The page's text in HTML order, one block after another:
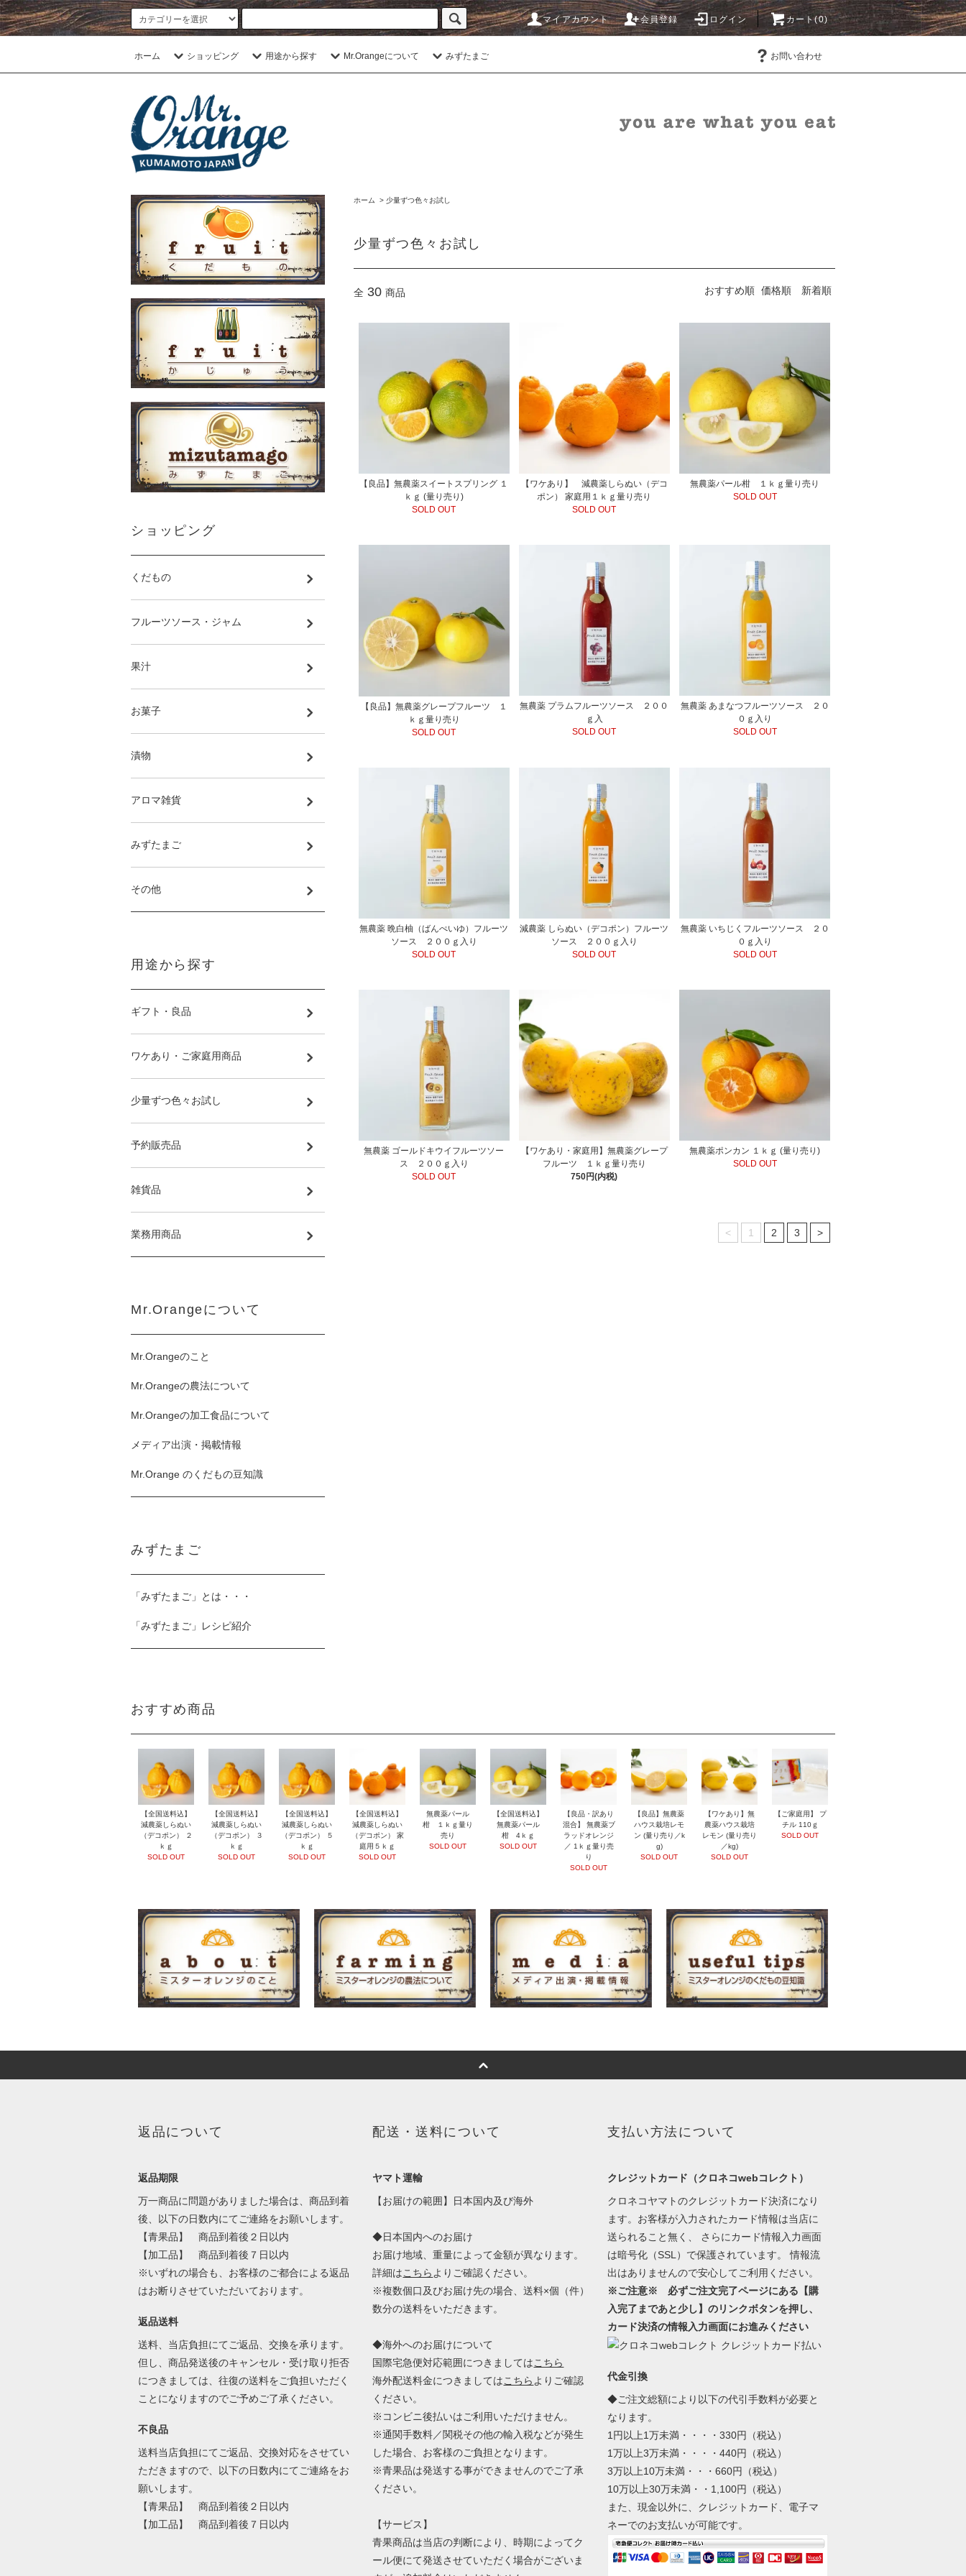
マイアカウント 会員登録 ログイン カート(0)
ホーム ショッピング 用途から探す Mr.Orangeについて みずたまご お問い合わせ
ホーム > 少量ずつ色々お試し
少量ずつ色々お試し
全 30 商品 おすすめ順 価格順 新着順
【良品】無農薬スイートスプリング １
ｋｇ (量り売り)
SOLD OUT
【ワケあり】 減農薬しらぬい（デコ
ポン） 家庭用１ｋｇ量り売り
SOLD OUT
無農薬パール柑 １ｋｇ量り売り
SOLD OUT
【良品】無農薬グレープフルーツ １
ｋｇ量り売り
SOLD OUT
無農薬 プラムフルーツソース ２００
ｇ入
SOLD OUT
無農薬 あまなつフルーツソース ２０
０ｇ入り
SOLD OUT
無農薬 晩白柚（ばんぺいゆ）フルーツ
ソース ２００ｇ入り
SOLD OUT
減農薬 しらぬい（デコポン）フルーツ
ソース ２００ｇ入り
SOLD OUT
無農薬 いちじくフルーツソース ２０
０ｇ入り
SOLD OUT
無農薬 ゴールドキウイフルーツソー
ス ２００ｇ入り
SOLD OUT
【ワケあり・家庭用】無農薬グレープ
フルーツ １ｋｇ量り売り
750円(内税)
無農薬ポンカン １ｋｇ (量り売り)
SOLD OUT
< 1 2 3 >
ショッピング
くだもの
フルーツソース・ジャム
果汁
お菓子
漬物
アロマ雑貨
みずたまご
その他
用途から探す
ギフト・良品
ワケあり・ご家庭用商品
少量ずつ色々お試し
予約販売品
雑貨品
業務用商品
Mr.Orangeについて
Mr.Orangeのこと
Mr.Orangeの農法について
Mr.Orangeの加工食品について
メディア出演・掲載情報
Mr.Orange のくだもの豆知識
みずたまご
「みずたまご」とは・・・
「みずたまご」レシピ紹介
おすすめ商品
【全国送料込】
減農薬しらぬい
（デコポン） ２
ｋｇ
SOLD OUT
【全国送料込】
減農薬しらぬい
（デコポン） ３
ｋｇ
SOLD OUT
【全国送料込】
減農薬しらぬい
（デコポン） ５
ｋｇ
SOLD OUT
【全国送料込】
減農薬しらぬい
（デコポン） 家
庭用５ｋｇ
SOLD OUT
無農薬パール
柑 １ｋｇ量り
売り
SOLD OUT
【全国送料込】
無農薬パール
柑 4ｋｇ
SOLD OUT
【良品・訳あり
混合】 無農薬ブ
ラッドオレンジ
／ 1ｋｇ量り売
り
SOLD OUT
【良品】無農薬
ハウス栽培レモ
ン (量り売り／k
g)
SOLD OUT
【ワケあり】無
農薬ハウス栽培
レモン (量り売り
／kg)
SOLD OUT
【ご家庭用】 プ
チル 110ｇ
SOLD OUT
返品について
返品期限
万一商品に問題がありました場合は、商品到着
後、以下の日数内にてご連絡をお願いします。
【青果品】 商品到着後２日以内
【加工品】 商品到着後７日以内
※いずれの場合も、お客様のご都合による返品
はお断りさせていただいております。
返品送料
送料、当店負担にてご返品、交換を承ります。
但し、商品発送後のキャンセル・受け取り拒否
につきましては、往復の送料をご負担いただく
ことになりますのでご予めご了承ください。
不良品
送料当店負担にてご返品、交換対応をさせてい
ただきますので、以下の日数内にてご連絡をお
願いします。
【青果品】 商品到着後２日以内
【加工品】 商品到着後７日以内
配送・送料について
ヤマト運輸
【お届けの範囲】日本国内及び海外
◆日本国内へのお届け
お届け地域、重量によって金額が異なります。
詳細はこちら よりご確認ください。
※複数個口及びお届け先の場合、送料×個（件）
数分の送料をいただきます。
◆海外へのお届けについて
国際宅急便対応範囲につきましてはこちら
海外配送料金につきましてはこちら よりご確認
ください。
※コンビニ後払いはご利用いただけません。
※通関手数料／関税その他の輸入税などが発生
した場合、お客様のご負担となります。
※青果品は発送する事ができませんのでご了承
ください。
【サービス】
青果商品は当店の判断により、時期によってク
ール便にて発送させていただく場合がございま
支払い方法について
クレジットカード（クロネコwebコレクト）
クロネコヤマトのクレジットカード決済になり
ます。お客様が入力されたカード情報は当店に
送られること無く、 さらにカード情報入力画面
は暗号化（SSL）で保護されています。 情報流
出はありませんので安心してご利用ください。
※ご注意※ 必ずご注文完了ページにある【購
入完了まであと少し】のリンクボタンを押し、
カード決済の情報入力画面にお進みください
代金引換
◆ご注文総額により以下の代引手数料が必要と
なります。
1円以上1万未満・・・・330円（税込）
1万以上3万未満・・・・440円（税込）
3万以上10万未満・・・660円（税込）
10万以上30万未満・・1,100円（税込）
また、現金以外に、クレジットカード、電子マ
ネーでのお支払いが可能です。